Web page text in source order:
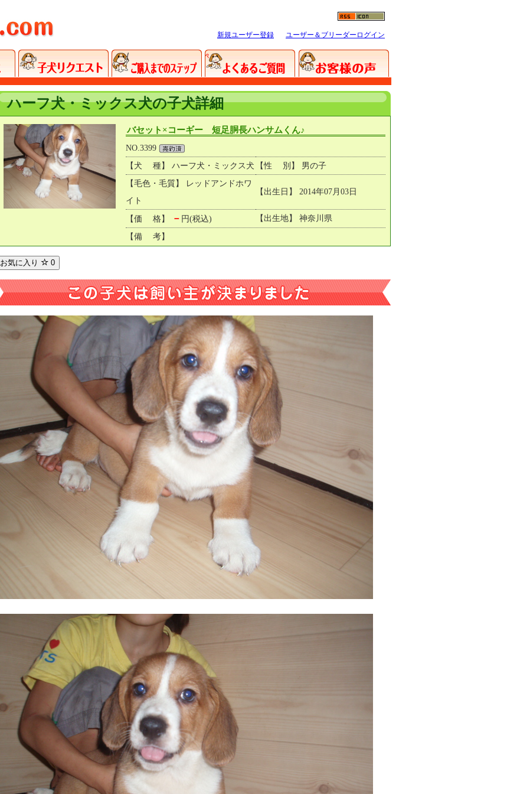
新規ユーザー登録 ユーザー＆ブリーダーログイン
ハーフ犬・ミックス犬の子犬詳細
バセット×コーギー 短足胴長ハンサムくん♪
NO.3399
【犬 種】 ハーフ犬・ミックス犬
【性 別】 男の子
【毛色・毛質】 レッドアンドホワ
イト
【出生日】 2014年07月03日
【価 格】 － 円(税込) 【出生地】 神奈川県
【備 考】
お気に入り 0